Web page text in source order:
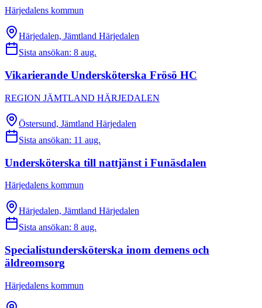
Härjedalens kommun
Härjedalen, Jämtland Härjedalen
Sista ansökan: 8 aug.
Vikarierande Undersköterska Frösö HC
REGION JÄMTLAND HÄRJEDALEN
Östersund, Jämtland Härjedalen
Sista ansökan: 11 aug.
Undersköterska till nattjänst i Funäsdalen
Härjedalens kommun
Härjedalen, Jämtland Härjedalen
Sista ansökan: 8 aug.
Specialistundersköterska inom demens och
äldreomsorg
Härjedalens kommun